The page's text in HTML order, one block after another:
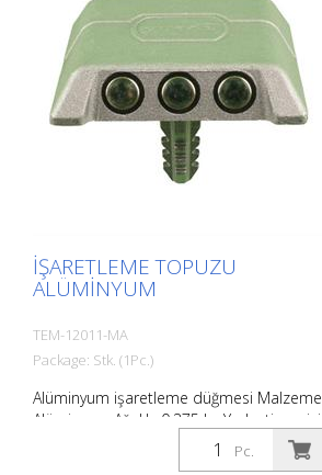
İŞARETLEME TOPUZU
ALÜMINYUM
TEM-12011-MA
Package: Stk. (1Pc.)
Alüminyum işaretleme düğmesi Malzeme
Alüminyum Ağırlık: 0.375 kg Yerleştirme için
şaft ile ø 20 mm L 50 mm Otoparkların
veya park yerlerinin kolay sınırlandırılması
Pc.